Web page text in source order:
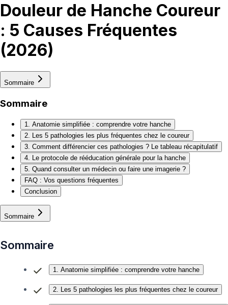
Douleur de Hanche Coureur
: 5 Causes Fréquentes
(2026)
Sommaire
Sommaire
1. Anatomie simplifiée : comprendre votre hanche
2. Les 5 pathologies les plus fréquentes chez le coureur
3. Comment différencier ces pathologies ? Le tableau récapitulatif
4. Le protocole de rééducation générale pour la hanche
5. Quand consulter un médecin ou faire une imagerie ?
FAQ : Vos questions fréquentes
Conclusion
Sommaire
Sommaire
1. Anatomie simplifiée : comprendre votre hanche
2. Les 5 pathologies les plus fréquentes chez le coureur